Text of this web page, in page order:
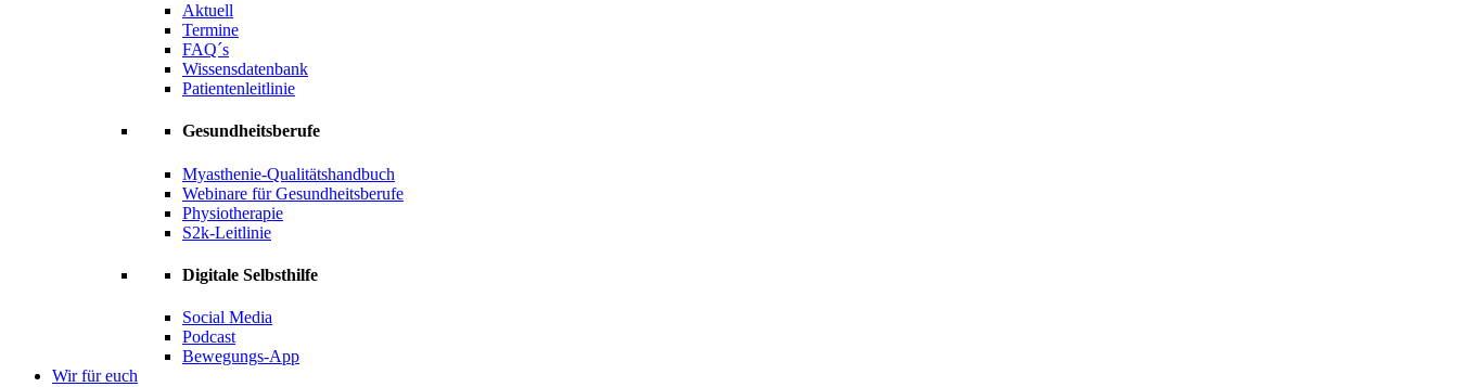
Aktuell
Termine
FAQ´s
Wissensdatenbank
Patientenleitlinie
Gesundheitsberufe
Myasthenie-Qualitätshandbuch
Webinare für Gesundheitsberufe
Physiotherapie
S2k-Leitlinie
Digitale Selbsthilfe
Social Media
Podcast
Bewegungs-App
Wir für euch